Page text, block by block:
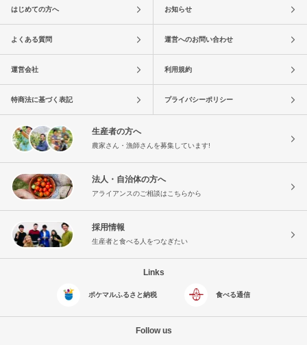
はじめての方へ お知らせ
よくある質問 運営へのお問い合わせ
運営会社 利用規約
特商法に基づく表記 プライバシーポリシー
生産者の方へ
農家さん・漁師さんを募集しています!
法人・自治体の方へ
アライアンスのご相談はこちらから
採用情報
生産者と食べる人をつなぎたい
Links
ポケマルふるさと納税 食べる通信
Follow us